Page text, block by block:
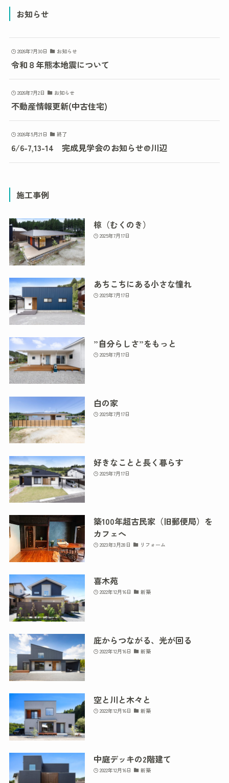
お知らせ
2026年7月30日 お知らせ
令和８年熊本地震について
2026年7月2日 お知らせ
不動産情報更新(中古住宅)
2026年5月21日 終了
6/6-7,13-14 完成見学会のお知らせ@川辺
施工事例
椋（むくのき）
2025年7月17日
あちこちにある小さな憧れ
2025年7月17日
”自分らしさ”をもっと
2025年7月17日
白の家
2025年7月17日
好きなことと長く暮らす
2025年7月17日
築100年超古民家（旧郵便局）を
カフェへ
2023年3月28日 リフォーム
喜木苑
2022年12月16日 新築
庇からつながる、光が回る
2022年12月16日 新築
空と川と木々と
2022年12月16日 新築
中庭デッキの2階建て
2022年12月16日 新築